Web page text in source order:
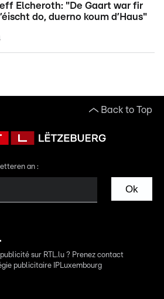
Elcheroth: "De Gaart war fir
do, duerno koum d’Haus"
Back to Top
an :
Ok
sur RTL.lu ? Prenez contact
publicitaire IPLuxembourg